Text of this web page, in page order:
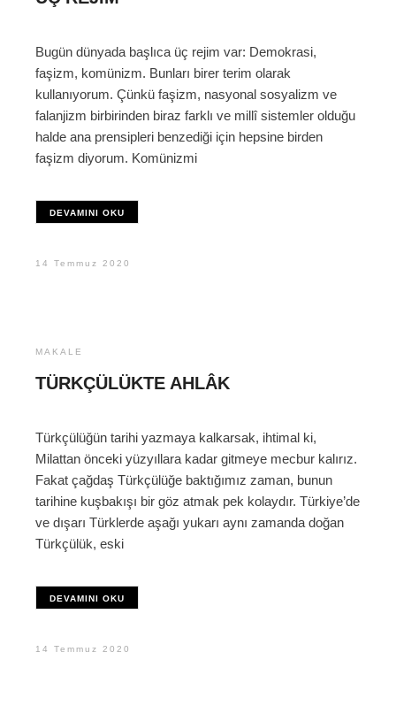
Bugün dünyada başlıca üç rejim var: Demokrasi,
faşizm, komünizm. Bunları birer terim olarak
kullanıyorum. Çünkü faşizm, nasyonal sosyalizm ve
falanjizm birbirinden biraz farklı ve millî sistemler olduğu
halde ana prensipleri benzediği için hepsine birden
faşizm diyorum. Komünizmi
DEVAMINI OKU
14 Temmuz 2020
MAKALE
TÜRKÇÜLÜKTE AHLÂK
Türkçülüğün tarihi yazmaya kalkarsak, ihtimal ki,
Milattan önceki yüzyıllara kadar gitmeye mecbur kalırız.
Fakat çağdaş Türkçülüğe baktığımız zaman, bunun
tarihine kuşbakışı bir göz atmak pek kolaydır. Türkiye’de
ve dışarı Türklerde aşağı yukarı aynı zamanda doğan
Türkçülük, eski
DEVAMINI OKU
14 Temmuz 2020